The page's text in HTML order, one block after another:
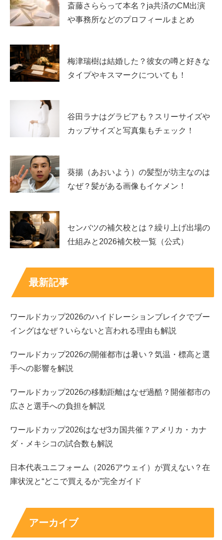
う可能性があります。
ただし、資産や住居情報が公開されているわけではないた
め、ここでは“金持ち断定”ではなく
、噂が出る理由と、収
入イメージを幅を持った推定 として整理します。
実家が金持ち説が出る理由は？「職業」と「環
境」の連想
門職」「クリエイティブ職」として認識されやすい点で
す。料理研究家は、テレビ・雑誌・書籍・企業タイアップ
などの活動が増えるほど収入の伸びしろが大きくなります
きます。
さらに、近藤華さん自身が若い時期から表現領域に関心が
ていそう」といった想像が働きやすいです。つまり、
確定
情報というより“連想”が先行しやすいテーマ
の出やすさ＝事実ではない点は押さえておきたいところで
す。
クターの幅
両親ともに、成果や露出、契約形態によって年収が大きく
変わり得る職業です。料理研究家の場合、連載・出演・企
出が少ない時期は控えめになりやすいでしょう。
CMか、Web中心か、企業VP中心か）で報酬水準が変わり
ます。ざっくりしたイメージとしては、両親それぞれが
見ると
す。
斎藤さららって本名？ja共済のCM出演
や事務所などのプロフィールまとめ
梅津瑞樹は結婚した？彼女の噂と好きな
タイプやキスマークについても！
谷田ラナはグラビアも？スリーサイズや
カップサイズと写真集もチェック！
葵揚（あおいよう）の髪型が坊主なのは
なぜ？髪がある画像もイケメン！
センバツの補欠校とは？繰り上げ出場の
仕組みと2026補欠校一覧（公式）
最新記事
ワールドカップ2026のハイドレーションブレイクでブー
イングはなぜ？いらないと言われる理由も解説
ワールドカップ2026の開催都市は暑い？気温・標高と選
手への影響を解説
ワールドカップ2026の移動距離はなぜ過酷？開催都市の
広さと選手への負担を解説
ワールドカップ2026はなぜ3カ国共催？アメリカ・カナ
ダ・メキシコの試合数も解説
日本代表ユニフォーム（2026アウェイ）が買えない？在
庫状況と“どこで買えるか”完全ガイド
アーカイブ